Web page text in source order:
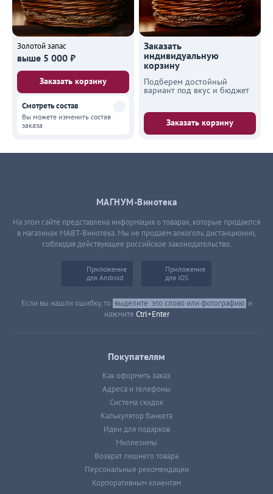
Золотой запас
выше 5 000 ₽
Заказать корзину
Смотреть состав
Вы можете изменить состав
заказа
Заказать
индивидуальную
корзину
Подберем достойный
вариант под вкус и бюджет
Заказать корзину
МАГНУМ-Винотека
На этом сайте представлена информация о товарах, которые продаются
в магазинах МАВТ-Винотека. Мы не продаем алкоголь дистанционно,
соблюдая действующее российское законодательство.
Приложение
для Android
Приложение
для iOS
Если вы нашли ошибку, то выделите это слово или фотографию и
нажмите Ctrl+Enter
Покупателям
Как оформить заказ
Адреса и телефоны
Система скидок
Калькулятор банкета
Идеи для подарков
Миллезимы
Возврат лишнего товара
Персональные рекомендации
Корпоративным клиентам